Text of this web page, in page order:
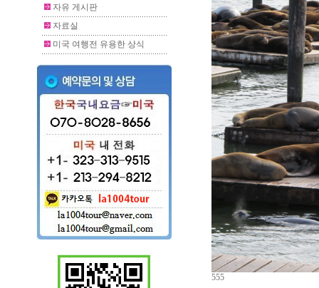
자유 게시판
자료실
미국 여행전 유용한 상식
555